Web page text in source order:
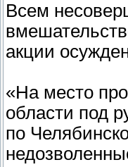
Всем
акции
«На место
области под
по